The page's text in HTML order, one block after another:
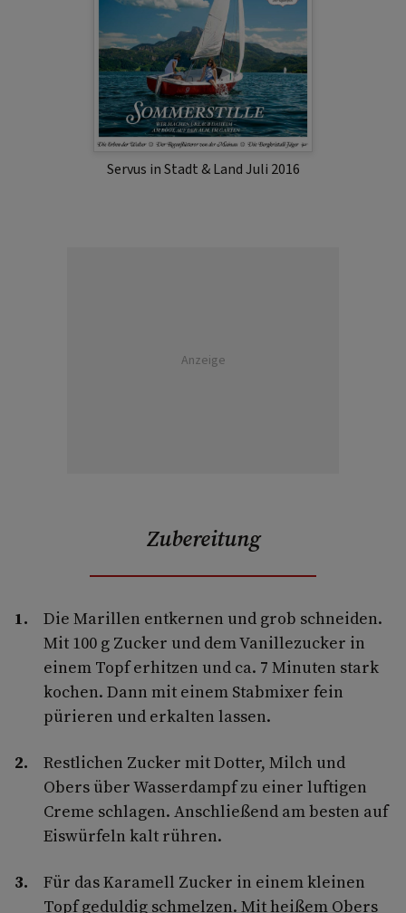
Servus in Stadt & Land Juli 2016
Anzeige
Zubereitung
Die Marillen entkernen und grob schneiden.
Mit 100 g Zucker und dem Vanillezucker in
einem Topf erhitzen und ca. 7 Minuten stark
kochen. Dann mit einem Stabmixer fein
pürieren und erkalten lassen.
Restlichen Zucker mit Dotter, Milch und
Obers über Wasserdampf zu einer luftigen
Creme schlagen. Anschließend am besten auf
Eiswürfeln kalt rühren.
Für das Karamell Zucker in einem kleinen
Topf geduldig schmelzen. Mit heißem Obers